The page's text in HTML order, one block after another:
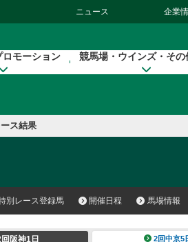
ニュース 企業
ロモーション 競馬場・ウインズ・その
ース結果
別レース登録馬 開催日程 馬場情報
阪神1日 2回中京5